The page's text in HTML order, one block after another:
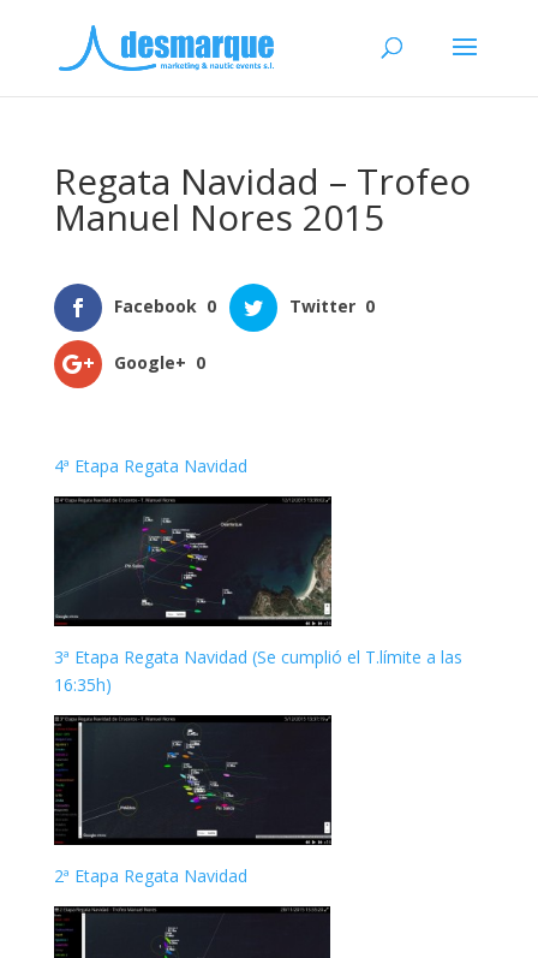
Regata Navidad – Trofeo
Manuel Nores 2015
Facebook 0 Twitter 0
Google+ 0
4ª Etapa Regata Navidad
3ª Etapa Regata Navidad (Se cumplió el T.límite a las
16:35h)
2ª Etapa Regata Navidad